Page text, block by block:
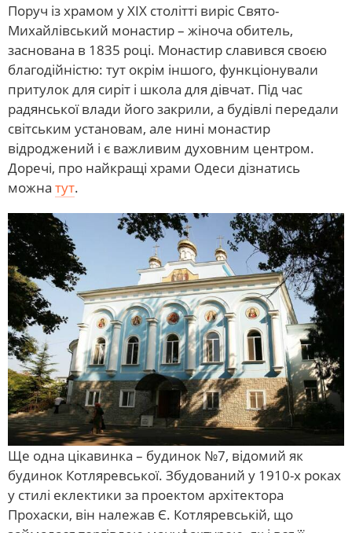
Поруч із храмом у XIX столітті виріс Свято-
Михайлівський монастир – жіноча обитель,
заснована в 1835 році. Монастир славився своєю
благодійністю: тут окрім іншого, функціонували
притулок для сиріт і школа для дівчат. Під час
радянської влади його закрили, а будівлі передали
світським установам, але нині монастир
відроджений і є важливим духовним центром.
Доречі, про найкращі храми Одеси дізнатись
можна тут.
Ще одна цікавинка – будинок №7, відомий як
будинок Котляревської. Збудований у 1910-х роках
у стилі еклектики за проектом архітектора
Прохаски, він належав Є. Котляревській, що